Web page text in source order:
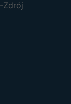
Zdrój